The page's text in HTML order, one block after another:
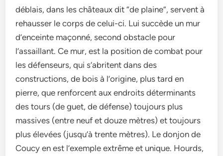
déblais, dans les châteaux dit “de plaine”, servent à
rehausser le corps de celui-ci. Lui succède un mur
d’enceinte maçonné, second obstacle pour
l’assaillant. Ce mur, est la position de combat pour
les défenseurs, qui s’abritent dans des
constructions, de bois à l’origine, plus tard en
pierre, que renforcent aux endroits déterminants
des tours (de guet, de défense) toujours plus
massives (entre neuf et douze mètres) et toujours
plus élevées (jusqu’à trente mètres). Le donjon de
Coucy en est l’exemple extrême et unique. Hourds,